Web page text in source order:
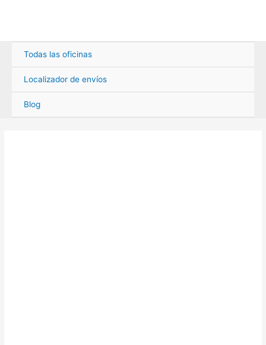
Todas las oficinas
Localizador de envíos
Blog